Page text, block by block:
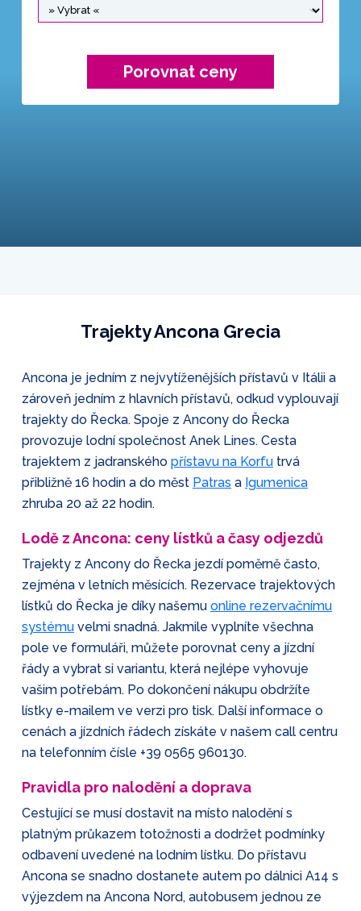
Porovnat ceny
Trajekty Ancona Grecia
Ancona je jedním z nejvytíženějších přístavů v Itálii a
zároveň jedním z hlavních přístavů, odkud vyplouvají
trajekty do Řecka. Spoje z Ancony do Řecka
provozuje lodní společnost Anek Lines. Cesta
trajektem z jadranského přístavu na Korfu trvá
přibližně 16 hodin a do měst Patras a Igumenica
zhruba 20 až 22 hodin.
Lodě z Ancona: ceny lístků a časy odjezdů
Trajekty z Ancony do Řecka jezdí poměrně často,
zejména v letních měsících. Rezervace trajektových
lístků do Řecka je díky našemu online rezervačnímu
systému velmi snadná. Jakmile vyplníte všechna
pole ve formuláři, můžete porovnat ceny a jízdní
řády a vybrat si variantu, která nejlépe vyhovuje
vašim potřebám. Po dokončení nákupu obdržíte
lístky e-mailem ve verzi pro tisk. Další informace o
cenách a jízdních řádech získáte v našem call centru
na telefonním čísle +39 0565 960130.
Pravidla pro nalodění a doprava
Cestující se musí dostavit na místo nalodění s
platným průkazem totožnosti a dodržet podmínky
odbavení uvedené na lodním lístku. Do přístavu
Ancona se snadno dostanete autem po dálnici A14 s
výjezdem na Ancona Nord, autobusem jednou ze